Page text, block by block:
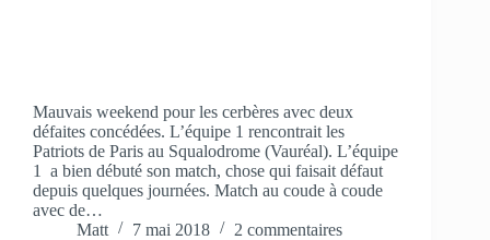
Mauvais weekend pour les cerbères avec deux
défaites concédées. L’équipe 1 rencontrait les
Patriots de Paris au Squalodrome (Vauréal). L’équipe
1 a bien débuté son match, chose qui faisait défaut
depuis quelques journées. Match au coude à coude
avec de…
Matt
7 mai 2018 2 commentaires